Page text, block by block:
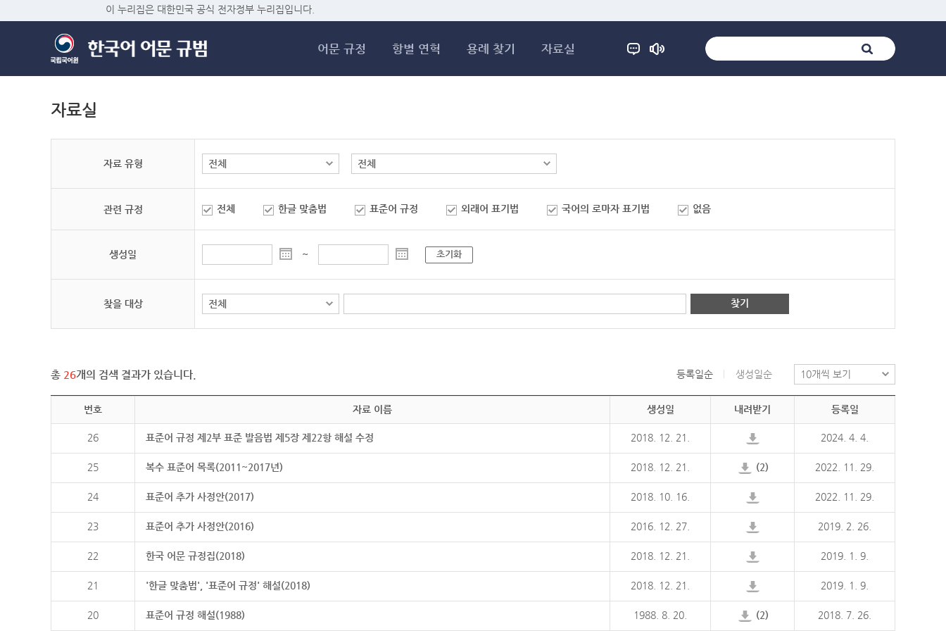
이 누리집은 대한민국 공식 전자정부 누리집입니다.
어문 규정 항별 연혁 용례 찾기 자료실
자료실
자료 유형
관련 규정 전체 한글 맞춤법 표준어 규정 외래어 표기법 국어의 로마자 표기법 없음
생성일 ~ 초기화
찾을 대상 찾기
총 26개의 검색 결과가 있습니다. 등록일순 생성일순
번호 자료 이름 생성일 내려받기 등록일
26 표준어 규정 제2부 표준 발음법 제5장 제22항 해설 수정 2018. 12. 21. 2024. 4. 4.
25 복수 표준어 목록(2011~2017년) 2018. 12. 21. (2) 2022. 11. 29.
24 표준어 추가 사정안(2017) 2018. 10. 16. 2022. 11. 29.
23 표준어 추가 사정안(2016) 2016. 12. 27. 2019. 2. 26.
22 한국 어문 규정집(2018) 2018. 12. 21. 2019. 1. 9.
21 '한글 맞춤법', '표준어 규정' 해설(2018) 2018. 12. 21. 2019. 1. 9.
20 표준어 규정 해설(1988) 1988. 8. 20. (2) 2018. 7. 26.